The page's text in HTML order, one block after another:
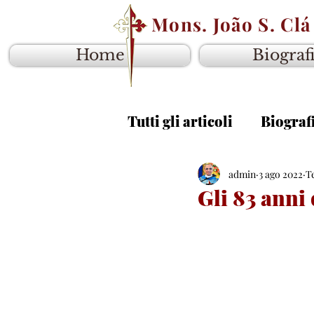
Mons. João S.
Home
Tutti gli articoli
Vangelo anno B
Gli 83 anni
admin 3 ago 2022